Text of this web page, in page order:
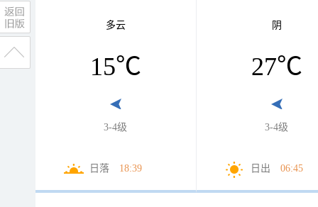
多云
15℃
3-4级
日落 18:39
阴
27℃
3-4级
日出 06:45